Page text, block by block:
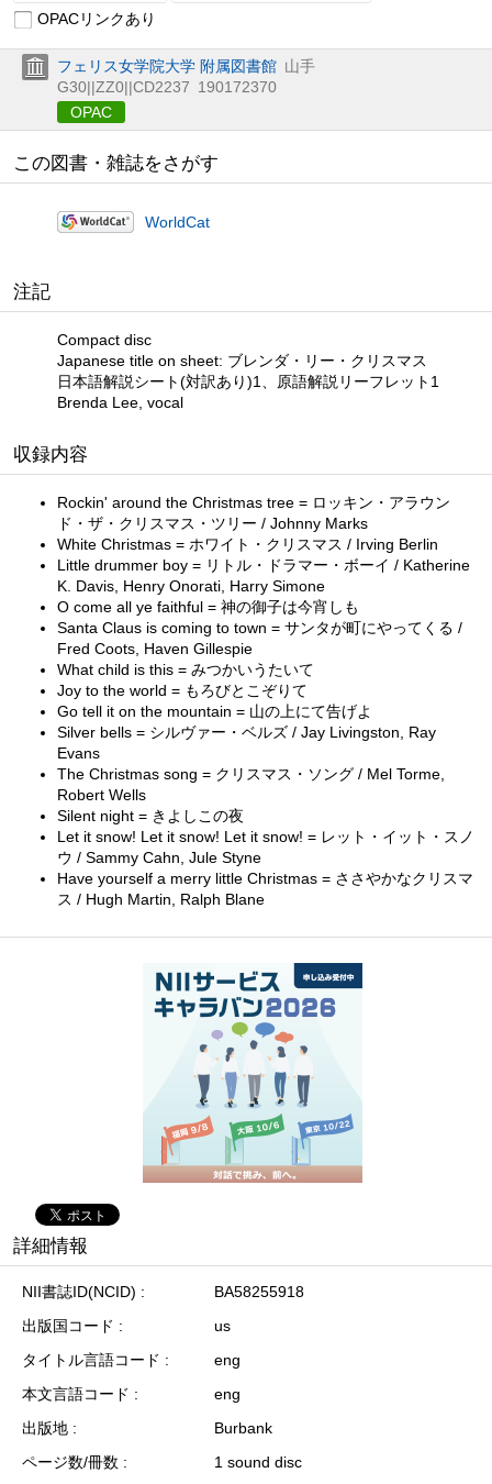
OPACリンクあり
フェリス女学院大学 附属図書館 山手
G30||ZZ0||CD2237 190172370
OPAC
この図書・雑誌をさがす
WorldCat
注記
Compact disc
Japanese title on sheet: ブレンダ・リー・クリスマス
日本語解説シート(対訳あり)1、原語解説リーフレット1
Brenda Lee, vocal
収録内容
Rockin' around the Christmas tree = ロッキン・アラウン
ド・ザ・クリスマス・ツリー / Johnny Marks
White Christmas = ホワイト・クリスマス / Irving Berlin
Little drummer boy = リトル・ドラマー・ボーイ / Katherine
K. Davis, Henry Onorati, Harry Simone
O come all ye faithful = 神の御子は今宵しも
Santa Claus is coming to town = サンタが町にやってくる /
Fred Coots, Haven Gillespie
What child is this = みつかいうたいて
Joy to the world = もろびとこぞりて
Go tell it on the mountain = 山の上にて告げよ
Silver bells = シルヴァー・ベルズ / Jay Livingston, Ray
Evans
The Christmas song = クリスマス・ソング / Mel Torme,
Robert Wells
Silent night = きよしこの夜
Let it snow! Let it snow! Let it snow! = レット・イット・スノ
ウ / Sammy Cahn, Jule Styne
Have yourself a merry little Christmas = ささやかなクリスマ
ス / Hugh Martin, Ralph Blane
詳細情報
NII書誌ID(NCID)
BA58255918
出版国コード
us
タイトル言語コード
eng
本文言語コード
eng
出版地
Burbank
ページ数/冊数
1 sound disc